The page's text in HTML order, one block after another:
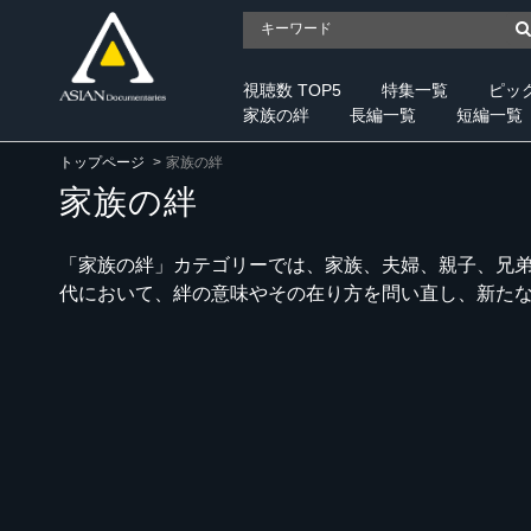
視聴数 TOP5 特集一覧
ピッ
家族の絆
長編一覧 短編一覧
トップページ 家族の絆
家族の絆
「家族の絆」カテゴリーでは、家族、夫婦、親子、
代において、絆の意味やその在り方を問い直し、新た